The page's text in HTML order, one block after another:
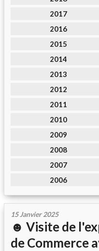
2017
2016
2015
2014
2013
2012
2011
2010
2009
2008
2007
2006
15 Janvier 2025
☻ Visite de
de Commerce